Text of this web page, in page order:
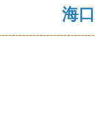
海